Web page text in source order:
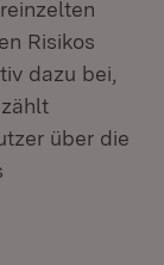
Risikos
dazu bei,
über die